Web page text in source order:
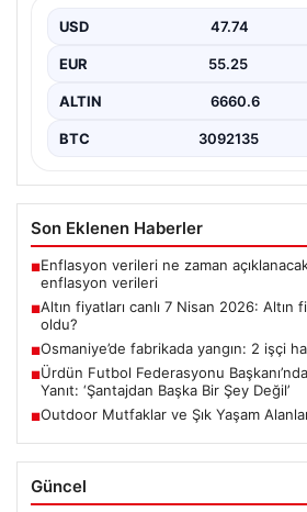
"content": "Altın piyasası,
USD 47.74
EUR 55.25
ALTIN 6660.6
BTC 3092135
Son Eklenen Haberler
■Enflasyon verileri ne zaman
enflasyon verileri
■Altın fiyatları canlı 7 Nisan 2026: Altın
oldu?
■Osmaniye’de fabrikada yangın: 2 işçi
■Ürdün Futbol Federasyonu
Yanıt: ‘Şantajdan Başka Bir Şey Değil’
■Outdoor Mutfaklar ve Şık Yaşam
Güncel